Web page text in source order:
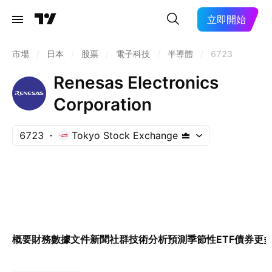
立即開始
市場 日本 股票 電子科技 半導體 6723
Renesas Electronics
Corporation
6723 Tokyo Stock Exchange
概要財務數據文件新聞社群技術分析預測季節性ETF債券更